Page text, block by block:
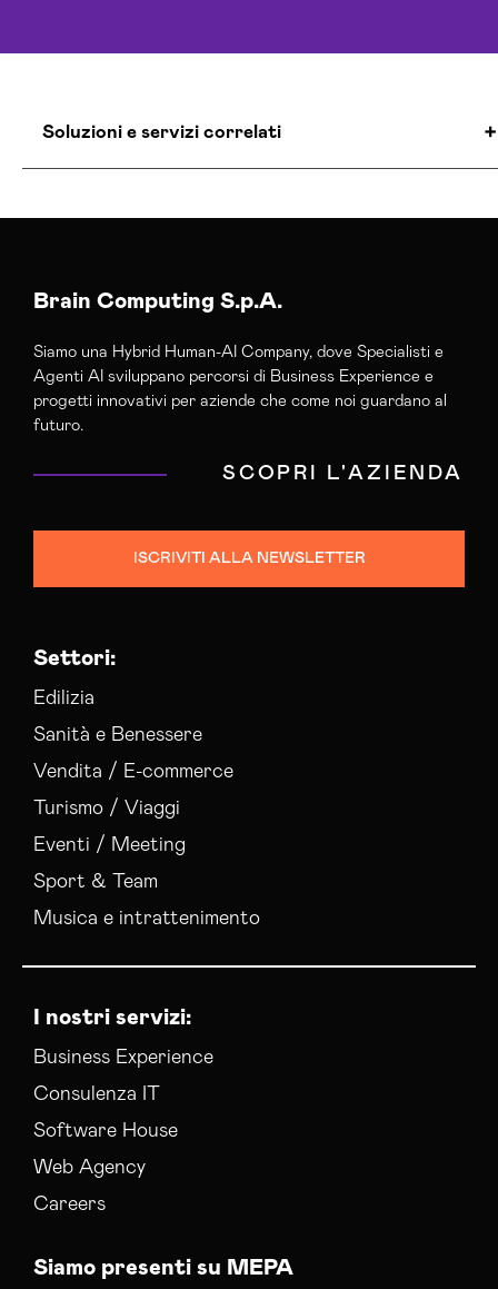
Soluzioni e servizi correlati
andria-trani
trani
Agenzia Social Media Marketing Barletta-
andria-trani
Campagne Adv Social Barletta-andria-trani
Consulenza Seo Barletta-andria-trani
Consulenza Social Media Barletta-andria-trani
Esperti Social Media Barletta-andria-trani
Esperti Web Marketing Barletta-andria-trani
Gestione Campagne Google Ads Barletta-
andria-trani
Realizzazione Siti Web Barletta-andria-trani
Social Media Advertising Barletta-andria-trani
Sviluppo Ecommerce Barletta-andria-trani
Brain Computing S.p.A.
Siamo una Hybrid Human-AI Company, dove Specialisti e
Agenti AI sviluppano percorsi di Business Experience e
progetti innovativi per aziende che come noi guardano al
futuro.
SCOPRI L'AZIENDA
ISCRIVITI ALLA NEWSLETTER
Settori:
Edilizia
Sanità e Benessere
Vendita / E-commerce
Turismo / Viaggi
Eventi / Meeting
Sport & Team
Musica e intrattenimento
I nostri servizi:
Business Experience
Consulenza IT
Software House
Web Agency
Careers
Siamo presenti su MEPA